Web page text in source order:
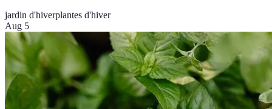
jardin d'hiverplantes d'hiver
Aug 5